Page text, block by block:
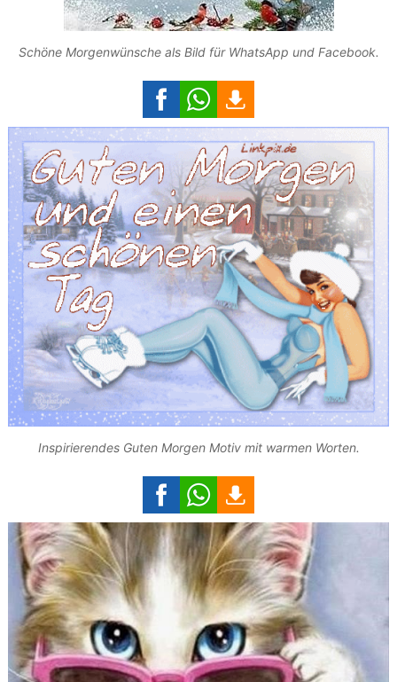
Schöne Morgenwünsche als Bild für WhatsApp und Facebook.
Inspirierendes Guten Morgen Motiv mit warmen Worten.